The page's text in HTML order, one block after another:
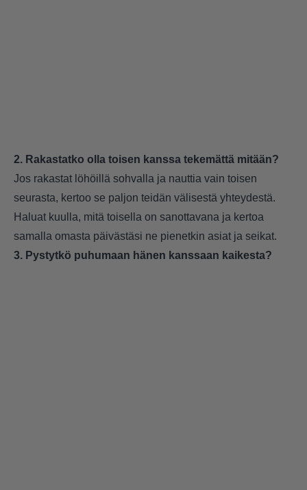
2. Rakastatko olla toisen kanssa tekemättä mitään?
Jos rakastat löhöillä sohvalla ja nauttia vain toisen
seurasta, kertoo se paljon teidän välisestä yhteydestä.
Haluat kuulla, mitä toisella on sanottavana ja kertoa
samalla omasta päivästäsi ne pienetkin asiat ja seikat.
3. Pystytkö puhumaan hänen kanssaan kaikesta?